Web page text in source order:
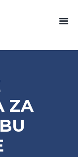
ZA